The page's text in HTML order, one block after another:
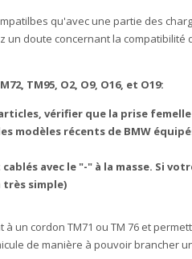
qu'avec une partie des
un doute concernant la compatibilité
TM95, O2, O9, O16, et O19:
vérifier que la prise
modèles récents de BMW
cablés avec le "-" à la masse. Si
simple)
à un cordon TM71 ou TM 76 et
de manière à pouvoir brancher